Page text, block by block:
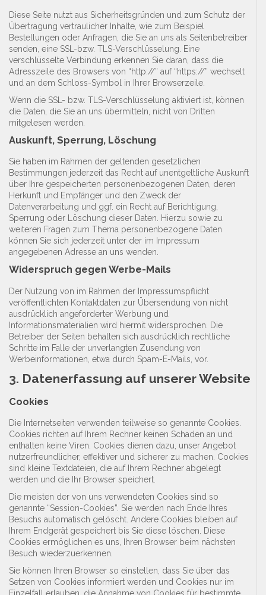
Diese Seite nutzt aus Sicherheitsgründen und zum Schutz der
Übertragung vertraulicher Inhalte, wie zum Beispiel
Bestellungen oder Anfragen, die Sie an uns als Seitenbetreiber
senden, eine SSL-bzw. TLS-Verschlüsselung. Eine
verschlüsselte Verbindung erkennen Sie daran, dass die
Adresszeile des Browsers von “http://” auf “https://” wechselt
und an dem Schloss-Symbol in Ihrer Browserzeile.
Wenn die SSL- bzw. TLS-Verschlüsselung aktiviert ist, können
die Daten, die Sie an uns übermitteln, nicht von Dritten
mitgelesen werden.
Auskunft, Sperrung, Löschung
Sie haben im Rahmen der geltenden gesetzlichen
Bestimmungen jederzeit das Recht auf unentgeltliche Auskunft
über Ihre gespeicherten personenbezogenen Daten, deren
Herkunft und Empfänger und den Zweck der
Datenverarbeitung und ggf. ein Recht auf Berichtigung,
Sperrung oder Löschung dieser Daten. Hierzu sowie zu
weiteren Fragen zum Thema personenbezogene Daten
können Sie sich jederzeit unter der im Impressum
angegebenen Adresse an uns wenden.
Widerspruch gegen Werbe-Mails
Der Nutzung von im Rahmen der Impressumspflicht
veröffentlichten Kontaktdaten zur Übersendung von nicht
ausdrücklich angeforderter Werbung und
Informationsmaterialien wird hiermit widersprochen. Die
Betreiber der Seiten behalten sich ausdrücklich rechtliche
Schritte im Falle der unverlangten Zusendung von
Werbeinformationen, etwa durch Spam-E-Mails, vor.
3. Datenerfassung auf unserer Website
Cookies
Die Internetseiten verwenden teilweise so genannte Cookies.
Cookies richten auf Ihrem Rechner keinen Schaden an und
enthalten keine Viren. Cookies dienen dazu, unser Angebot
nutzerfreundlicher, effektiver und sicherer zu machen. Cookies
sind kleine Textdateien, die auf Ihrem Rechner abgelegt
werden und die Ihr Browser speichert.
Die meisten der von uns verwendeten Cookies sind so
genannte “Session-Cookies”. Sie werden nach Ende Ihres
Besuchs automatisch gelöscht. Andere Cookies bleiben auf
Ihrem Endgerät gespeichert bis Sie diese löschen. Diese
Cookies ermöglichen es uns, Ihren Browser beim nächsten
Besuch wiederzuerkennen.
Sie können Ihren Browser so einstellen, dass Sie über das
Setzen von Cookies informiert werden und Cookies nur im